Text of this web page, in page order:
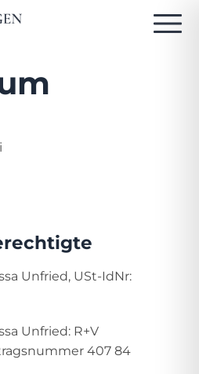
Unfried, USt-IdNr:
Unfried: R+V
407 84